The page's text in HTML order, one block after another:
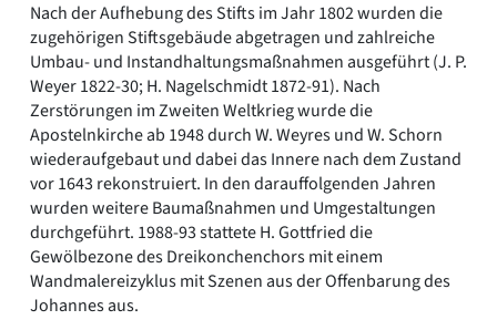
Nach der Aufhebung des Stifts im Jahr 1802 wurden die
zugehörigen Stiftsgebäude abgetragen und zahlreiche
Umbau- und Instandhaltungsmaßnahmen ausgeführt (J. P.
Weyer 1822-30; H. Nagelschmidt 1872-91). Nach
Zerstörungen im Zweiten Weltkrieg wurde die
Apostelnkirche ab 1948 durch W. Weyres und W. Schorn
wiederaufgebaut und dabei das Innere nach dem Zustand
vor 1643 rekonstruiert. In den darauffolgenden Jahren
wurden weitere Baumaßnahmen und Umgestaltungen
durchgeführt. 1988-93 stattete H. Gottfried die
Gewölbezone des Dreikonchenchors mit einem
Wandmalereizyklus mit Szenen aus der Offenbarung des
Johannes aus.